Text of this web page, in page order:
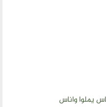
يملوا واناس